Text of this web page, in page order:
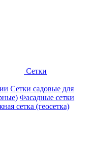
Сетки
Сетки садовые для
Фасадные сетки
сетка (геосетка)